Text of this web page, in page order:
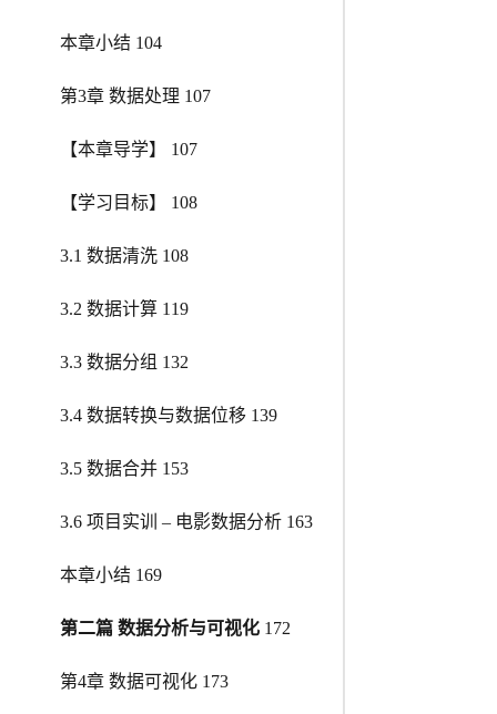
本章小结 104
第3章 数据处理 107
【本章导学】 107
【学习目标】 108
3.1 数据清洗 108
3.2 数据计算 119
3.3 数据分组 132
3.4 数据转换与数据位移 139
3.5 数据合并 153
3.6 项目实训 – 电影数据分析 163
本章小结 169
第二篇 数据分析与可视化 172
第4章 数据可视化 173